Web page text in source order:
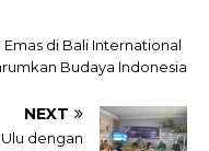
Emas di Bali International
Budaya Indonesia
NEXT
dengan